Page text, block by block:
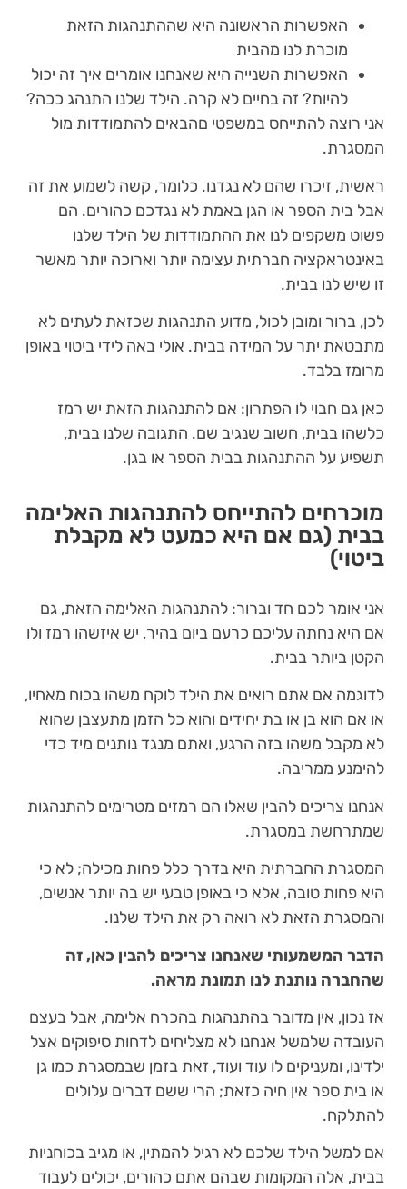
האפשרות הראשונה היא שההתנהגות הזאת
מוכרת לנו מהבית
האפשרות השנייה היא שאנחנו אומרים איך זה יכול
להיות? זה בחיים לא קרה. הילד שלנו התנהג ככה?
אני רוצה להתייחס במשפטי םהבאים להתמודדות מול
המסגרת.
ראשית, זיכרו שהם לא נגדנו. כלומר, קשה לשמוע את זה
אבל בית הספר או הגן באמת לא נגדכם כהורים. הם
פשוט משקפים לנו את ההתמודדות של הילד שלנו
באינטראקציה חברתית עצימה יותר וארוכה יותר מאשר
זו שיש לנו בבית.
לכן, ברור ומובן לכול, מדוע התנהגות שכזאת לעתים לא
מתבטאת יתר על המידה בבית. אולי באה לידי ביטוי באופן
מרומז בלבד.
כאן גם חבוי לו הפתרון: אם להתנהגות הזאת יש רמז
כלשהו בבית, חשוב שנגיב שם. התגובה שלנו בבית,
תשפיע על ההתנהגות בבית הספר או בגן.
מוכרחים להתייחס להתנהגות האלימה
בבית (גם אם היא כמעט לא מקבלת
ביטוי)
אני אומר לכם חד וברור: להתנהגות האלימה הזאת, גם
אם היא נחתה עליכם כרעם ביום בהיר, יש איזשהו רמז ולו
הקטן ביותר בבית.
לדוגמה אם אתם רואים את הילד לוקח משהו בכוח מאחיו,
או אם הוא בן או בת יחידים והוא כל הזמן מתעצבן שהוא
לא מקבל משהו בזה הרגע, ואתם מנגד נותנים מיד כדי
להימנע ממריבה.
אנחנו צריכים להבין שאלו הם רמזים מטרימים להתנהגות
שמתרחשת במסגרת.
המסגרת החברתית היא בדרך כלל פחות מכילה; לא כי
היא פחות טובה, אלא כי באופן טבעי יש בה יותר אנשים,
והמסגרת הזאת לא רואה רק את הילד שלנו.
הדבר המשמעותי שאנחנו צריכים להבין כאן, זה
שהחברה נותנת לנו תמונת מראה.
אז נכון, אין מדובר בהתנהגות בהכרח אלימה, אבל בעצם
העובדה שלמשל אנחנו לא מצליחים לדחות סיפוקים אצל
ילדינו, ומעניקים לו עוד ועוד, זאת בזמן שבמסגרת כמו גן
או בית ספר אין חיה כזאת; הרי ששם דברים עלולים
להתלקח.
אם למשל הילד שלכם לא רגיל להמתין, או מגיב בכוחניות
בבית, אלה המקומות שבהם אתם כהורים, יכולים לעבוד